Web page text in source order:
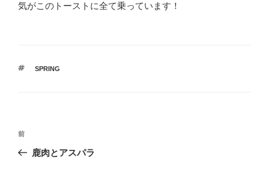
気がこのトーストに全て乗っています！
タ
SPRING
投
ナ
前
の
前
鹿肉とアスパラ